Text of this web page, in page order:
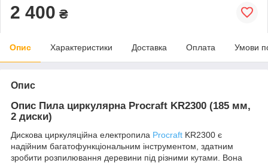
2 400 ₴
Опис Характеристики Доставка Оплата Умови
Опис
Опис Пила циркулярна Procraft KR2300 (185 мм,
2 диски)
Дискова циркуляційна електропила Procraft KR2300 є
надійним багатофункціональним інструментом, здатним
зробити розпилювання деревини під різними кутами. Вона